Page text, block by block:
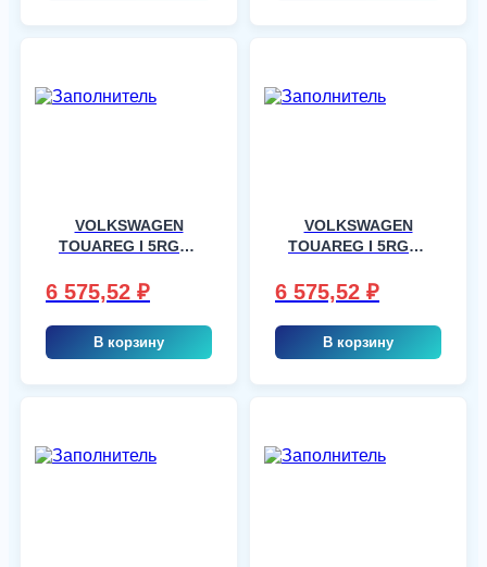
VOLKSWAGEN
TOUAREG I 5RGR ,
6 575,52 ₽
В корзину
VOLKSWAGEN
TOUAREG I 5RGR ,
6 575,52 ₽
В корзину